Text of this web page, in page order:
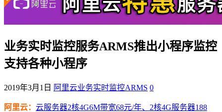
业务实时监控服务ARMS推出小程序监控
支持各种小程序
2019年3月1日 阿里云业务实时监控ARMS 0
阿里云： 云服务器2核4G6M带宽68元/年、2核4G服务器188